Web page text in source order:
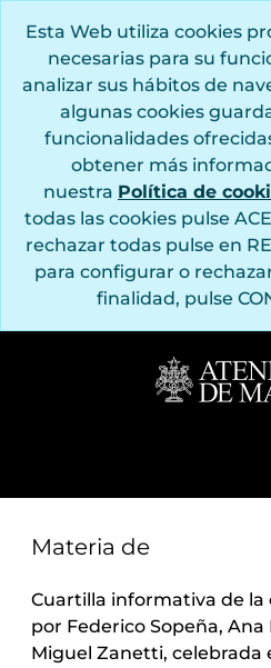
Esta Web utiliza cookies
necesarias para su
analizar sus hábitos de
algunas cookies
funcionalidades
obtener más
nuestra Política de
todas las cookies pulse
rechazar todas pulse en
para configurar o
finalidad, pulse
Materia de
Cuartilla informativa de
por Federico Sopeña,
Miguel Zanetti, celebrada